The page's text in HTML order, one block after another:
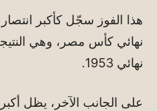
هذا الفوز سجّل كأكبر
نهائي كأس مصر، وهي
نهائي 1953.
على الجانب الآخر، يظل